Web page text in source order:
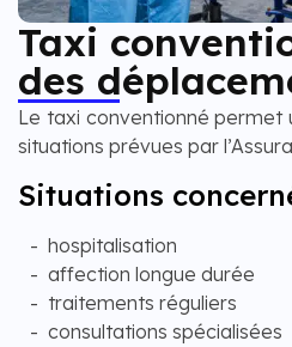
Taxi
des
Le taxi conventionné permet
situations prévues par
Situations
hospitalisation
affection longue durée
traitements réguliers
consultations spécialisées